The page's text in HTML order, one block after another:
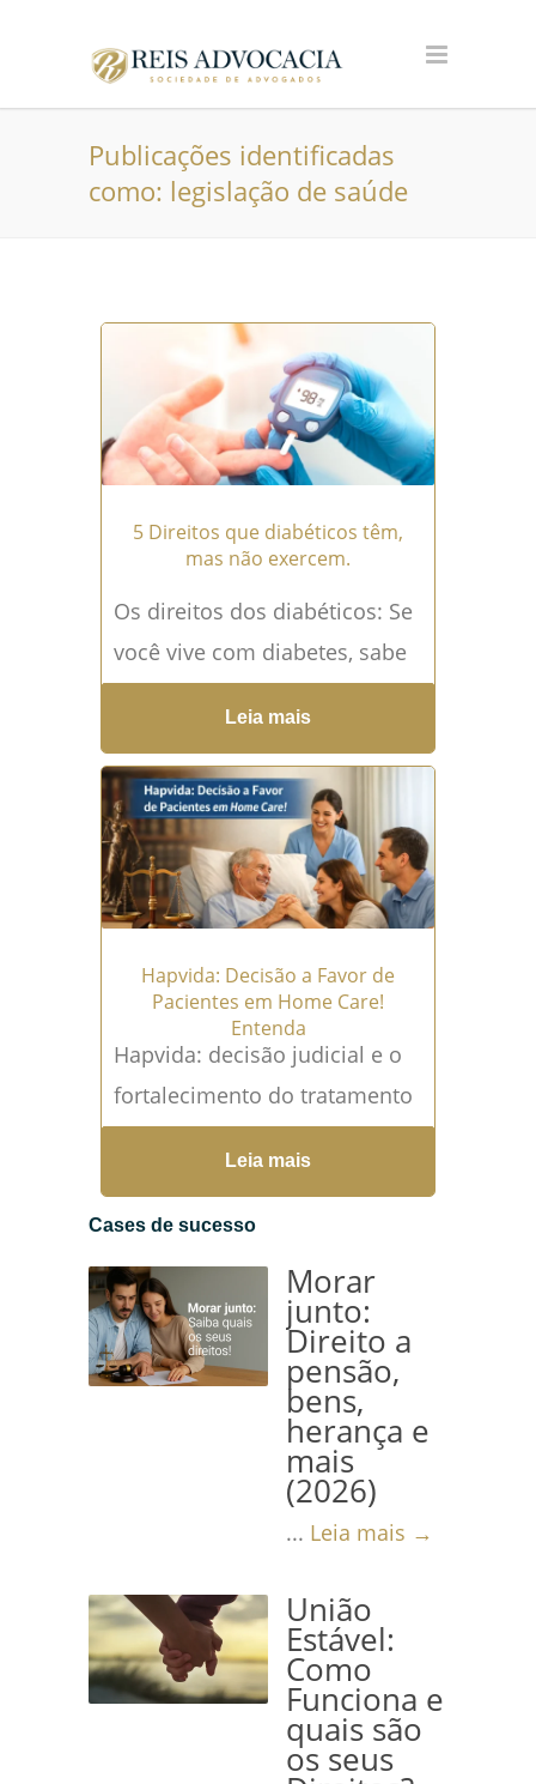
Publicações identificadas
como: legislação de saúde
5 Direitos que diabéticos têm,
mas não exercem.
Os direitos dos diabéticos: Se
você vive com diabetes, sabe
que é uma batalha diária. A
contagem de carboidratos, a
monitorização dos...Leia mais
→
Leia mais
Hapvida: Decisão a Favor de
Pacientes em Home Care!
Entenda
Hapvida: decisão judicial e o
fortalecimento do tratamento
domiciliar no Brasil A
discussão envolvendo...
mais →
Leia mais
Cases de sucesso
Morar
junto:
Direito a
pensão,
bens,
herança e
mais
(2026)
... Leia mais →
União
Estável:
Como
Funciona e
quais são
os seus